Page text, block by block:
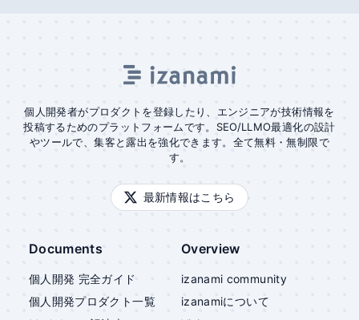
個人開発者がプロダクトを登録したり、エンジニアが技術情報を
投稿するためのプラットフォームです。SEO/LLMO最適化の設計
やツールで、集客と露出を強化できます。全て無料・無制限で
す。
最新情報はこちら
Documents
個人開発 完全ガイド
個人開発プロダクト一覧
Overview
izanami community
izanamiについて